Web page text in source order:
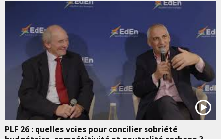
PLF 26 : quelles voies pour concilier sobriété